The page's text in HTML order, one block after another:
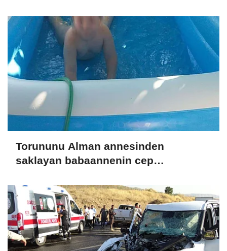
Torununu Alman annesinden
saklayan babaannenin cep
çıktı